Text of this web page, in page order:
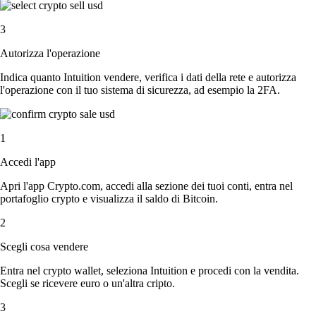
3
Autorizza l'operazione
Indica quanto Intuition vendere, verifica i dati della rete e autorizza
l'operazione con il tuo sistema di sicurezza, ad esempio la 2FA.
1
Accedi l'app
Apri l'app Crypto.com, accedi alla sezione dei tuoi conti, entra nel
portafoglio crypto e visualizza il saldo di Bitcoin.
2
Scegli cosa vendere
Entra nel crypto wallet, seleziona Intuition e procedi con la vendita.
Scegli se ricevere euro o un'altra cripto.
3